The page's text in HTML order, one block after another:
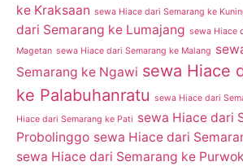
ke Kraksaan sewa Hiace dari Semarang ke
dari Semarang ke Lumajang sewa Hiace
Magetan sewa Hiace dari Semarang ke Malang
Semarang ke Ngawi sewa Hiace
ke Palabuhanratu sewa Hiace dari
Hiace dari Semarang ke Pati sewa Hiace dari
Probolinggo sewa Hiace dari
sewa Hiace dari Semarang ke